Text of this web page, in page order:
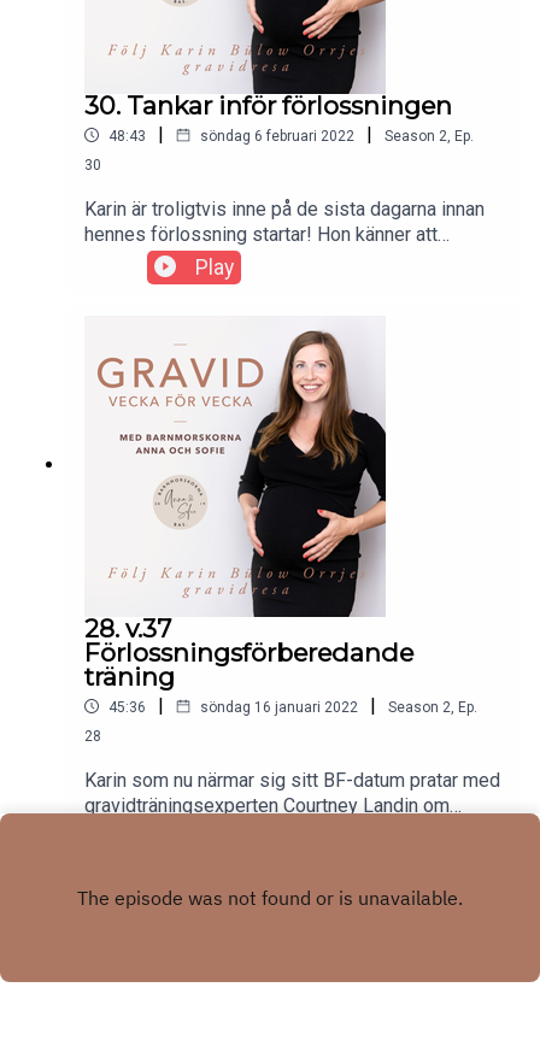
30. Tankar inför förlossningen
48:43 | söndag 6 februari 2022 | Season 2 Ep.
30
Karin är troligtvis inne på de sista dagarna innan
hennes förlossning startar! Hon känner att
kroppen är redo men ett tråkigt besked har ändrat
hennes planer, hennes doula har fått covid.
Play
28. v.37
Förlossningsförberedande
träning
45:36 | söndag 16 januari 2022 | Season 2 Ep.
28
Karin som nu närmar sig sitt BF-datum pratar med
gravidträningsexperten Courtney Landin om